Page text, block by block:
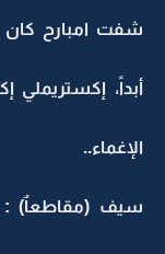
شفت امبارح
أبداً، إكستريملي
الإغماء..
سيف (مقاطعاٌ)